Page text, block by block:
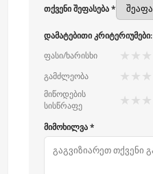
თქვენი შეფასება *
დამატებითი კრიტერიუმები:
ფასი/ხარისხი
★ ★ ★
გამძლეობა ★ ★ ★
მიწოდების
სისწრაფე
★ ★ ★
მიმოხილვა *